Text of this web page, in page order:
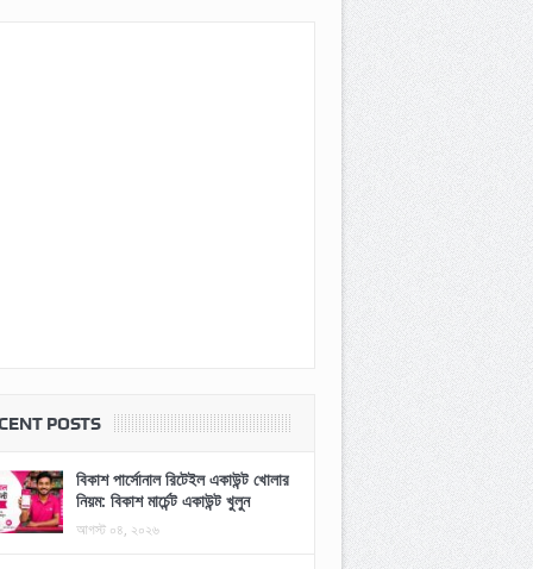
POSTS
বিকাশ পার্সোনাল রিটেইল একাউন্ট খোলার
নিয়ম: বিকাশ মার্চেন্ট একাউন্ট খুলুন
আগস্ট ০৪, ২০২৬